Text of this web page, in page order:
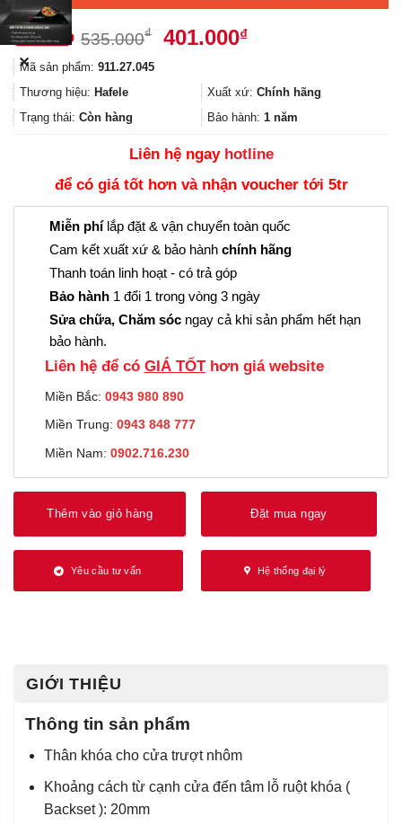
535.000₫
Giá
535.000₫.
401.000₫Giá
là:
401.000₫.
Mã sản phẩm: 911.27.045
Thương hiệu: Hafele Xuất xứ: Chính hãng
Trạng thái: Còn hàng Bảo hành: 1 năm
Liên hệ ngay hotline
để có giá tốt hơn và nhận voucher tới 5tr
Miễn phílắp đặt & vận chuyển toàn quốc
Cam kết xuất xứ & bảo hành chính hãng
Thanh toán linh hoạt - có trả góp
Bảo hành 1 đổi 1 trong vòng 3 ngày
Sửa chữa, Chăm sóc ngay cả khi sản phẩm hết hạn
bảo hành.
Liên hệ để có GIÁ TỐThơn giá website
Miền Bắc: 0943 980 890
Miền Trung: 0943 848 777
Miền Nam: 0902.716.230
Thêm vào giỏ hàng Đặt mua ngay
Yêu cầu tư vấn Hệ thống đại lý
GIỚI THIỆU
Thông tin sản phẩm
Thân khóa cho cửa trượt nhôm
Khoảng cách từ cạnh cửa đến tâm lỗ ruột khóa (
Backset ): 20mm
✕